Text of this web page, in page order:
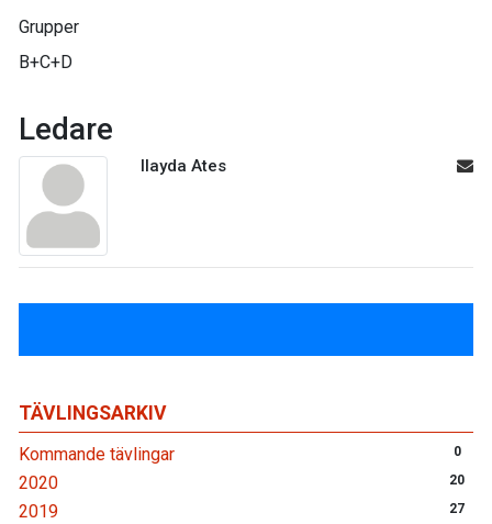
TÄVLINGSARKIV
Kommande tävlingar 0
2020 20
2019 27
Grupper
B+C+D
Ledare
Ilayda Ates